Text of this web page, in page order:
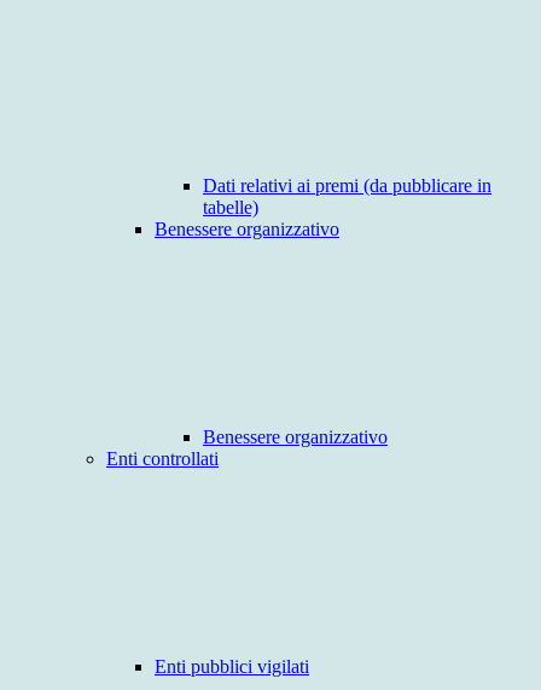
Dati relativi ai premi (da pubblicare in
tabelle)
Benessere organizzativo
Benessere organizzativo
Enti controllati
Enti pubblici vigilati